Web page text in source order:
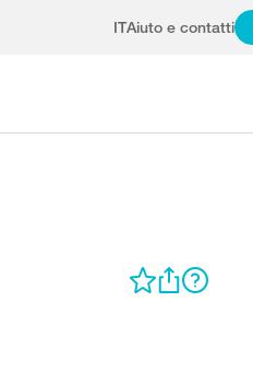
ITAiuto e contatti